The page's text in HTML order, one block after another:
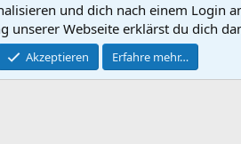
Kontakt
platform by XenForo ® © 2010-2026 XenForo Ltd.
und dich nach einem Login
unserer Webseite erklärst du dich
Akzeptieren Erfahre mehr…